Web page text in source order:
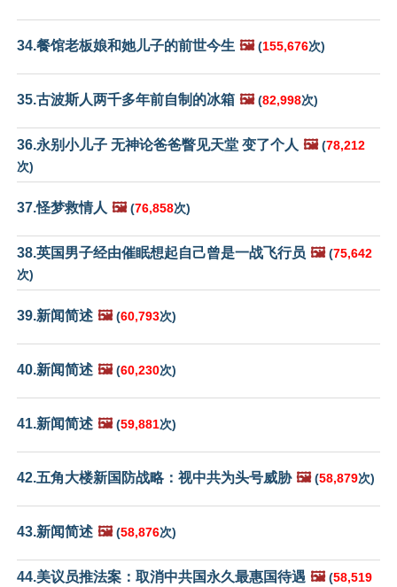
34.餐馆老板娘和她儿子的前世今生 🖼️ (155,676次)
35.古波斯人两千多年前自制的冰箱 🖼️ (82,998次)
36.永别小儿子 无神论爸爸瞥见天堂 变了个人 🖼️ (78,212
次)
37.怪梦救情人 🖼️ (76,858次)
38.英国男子经由催眠想起自己曾是一战飞行员 🖼️ (75,642
次)
39.新闻简述 🖼️ (60,793次)
40.新闻简述 🖼️ (60,230次)
41.新闻简述 🖼️ (59,881次)
42.五角大楼新国防战略：视中共为头号威胁 🖼️ (58,879次)
43.新闻简述 🖼️ (58,876次)
44.美议员推法案：取消中共国永久最惠国待遇 🖼️ (58,519